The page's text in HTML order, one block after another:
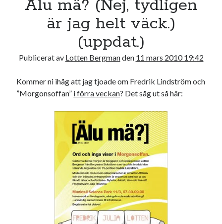
22 23 24 25 27 28
31
Sök
Älu mä? (Nej, tydligen
är jag helt väck.)
(uppdat.)
Publicerat av Lotten Bergmanden 11 mars 2010 19:42
Kommer ni ihåg att jag tjoade om Fredrik Lindström och
”Morgonsoffan” i förra veckan? Det såg ut så här: